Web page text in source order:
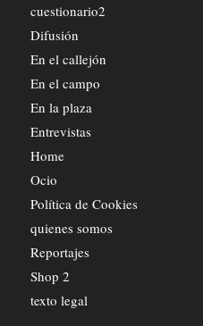
cuestionario2
Difusión
En el callejón
En el campo
En la plaza
Entrevistas
Home
Ocio
Política de Cookies
quienes somos
Reportajes
Shop 2
texto legal